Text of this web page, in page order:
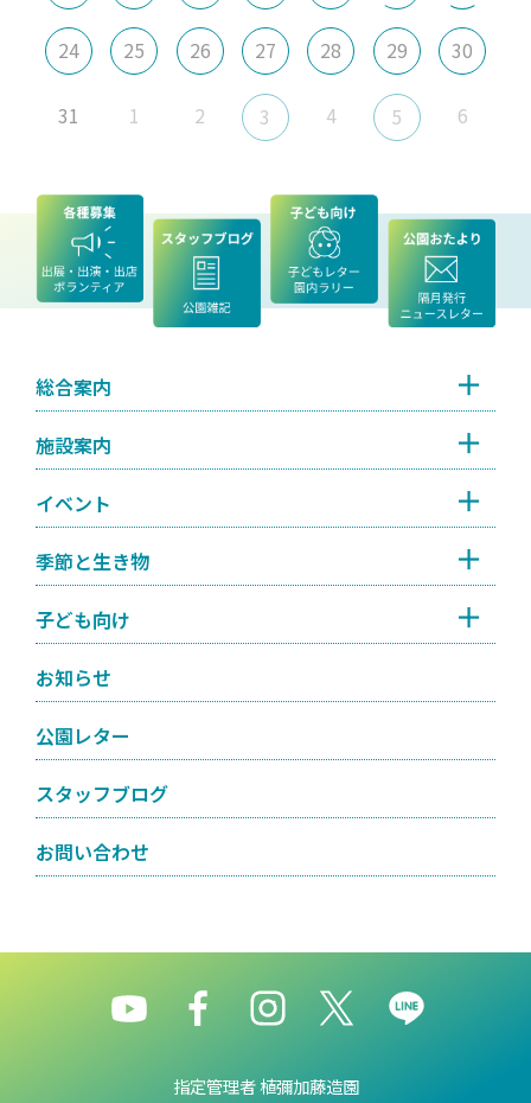
24 25 26 27 28 29 30
31 1 2 3 4 5 6
総合案内
施設案内
イベント
季節と生き物
子ども向け
お知らせ
公園レター
スタッフブログ
お問い合わせ
指定管理者 植彌加藤造園